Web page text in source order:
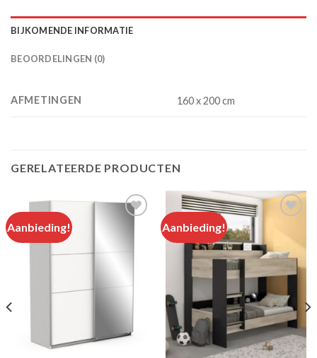
BIJKOMENDE INFORMATIE
BEOORDELINGEN (0)
AFMETINGEN 160 x 200 cm
GERELATEERDE PRODUCTEN
Aanbieding! Aanbieding!
Add to
wishlist